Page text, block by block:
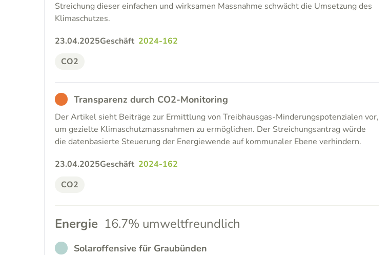
Streichung dieser einfachen und wirksamen Massnahme schwächt die Umsetzung des
Klimaschutzes.
23.04.2025Geschäft 2024-162
CO2
BADTransparenz durch CO2-Monitoring
Der Artikel sieht Beiträge zur Ermittlung von Treibhausgas-Minderungspotenzialen vor,
um gezielte Klimaschutzmassnahmen zu ermöglichen. Der Streichungsantrag würde
die datenbasierte Steuerung der Energiewende auf kommunaler Ebene verhindern.
23.04.2025Geschäft 2024-162
CO2
Energie 16.7% umweltfreundlich
NOT_PARTICIPATED
Solaroffensive für Graubünden